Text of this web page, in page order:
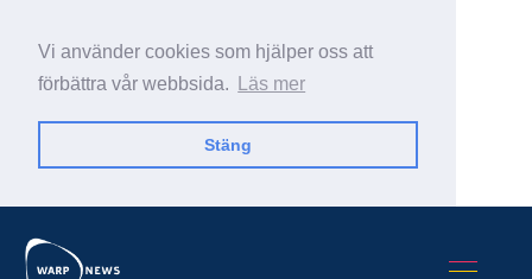
Vi använder cookies som hjälper oss att
förbättra vår webbsida.
Läs mer
Stäng